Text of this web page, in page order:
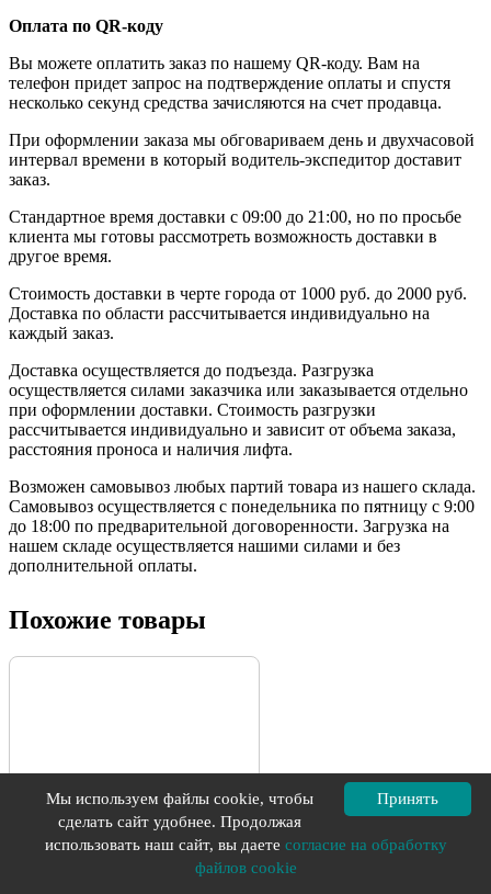
Оплата по QR-коду
Вы можете оплатить заказ по нашему QR-коду. Вам на
телефон придет запрос на подтверждение оплаты и спустя
несколько секунд средства зачисляются на счет продавца.
При оформлении заказа мы обговариваем день и двухчасовой
интервал времени в который водитель-экспедитор доставит
заказ.
Стандартное время доставки с 09:00 до 21:00, но по просьбе
клиента мы готовы рассмотреть возможность доставки в
другое время.
Стоимость доставки в черте города от 1000 руб. до 2000 руб.
Доставка по области рассчитывается индивидуально на
каждый заказ.
Доставка осуществляется до подъезда. Разгрузка
осуществляется силами заказчика или заказывается отдельно
при оформлении доставки. Стоимость разгрузки
рассчитывается индивидуально и зависит от объема заказа,
расстояния проноса и наличия лифта.
Возможен самовывоз любых партий товара из нашего склада.
Самовывоз осуществляется с понедельника по пятницу с 9:00
до 18:00 по предварительной договоренности. Загрузка на
нашем складе осуществляется нашими силами и без
дополнительной оплаты.
Похожие товары
9505 GRITSTONE
Принять
Мы используем файлы cookie, чтобы
сделать сайт удобнее. Продолжая
использовать наш сайт, вы даете согласие на обработку
файлов cookie